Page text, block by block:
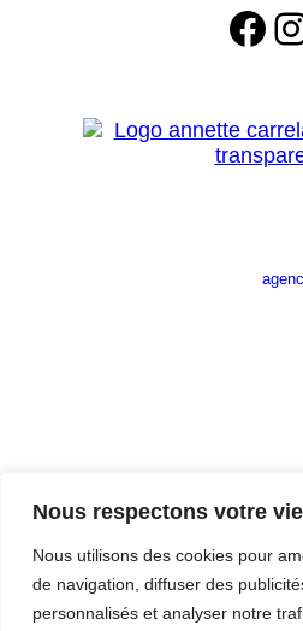
Nous respectons votre
Nous utilisons des cookies pour
de navigation, diffuser des
personnalisés et analyser notre
Mercredi 08h30 –
Vendredi 08h30 –
Samedi
Dimanche